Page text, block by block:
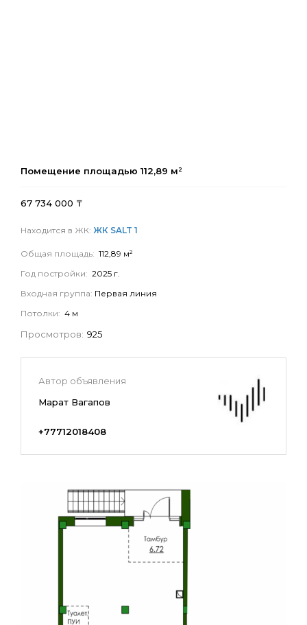
Помещение площадью 112,89 м²
67 734 000 ₸
Находится в ЖК: ЖК SALT 1
Общая площадь: 112,89 м²
Год постройки: 2025 г.
Входная группа: Первая линия
Потолки: 4 м
Просмотров: 925
Автор объявления
Марат Вагапов
+77712018408